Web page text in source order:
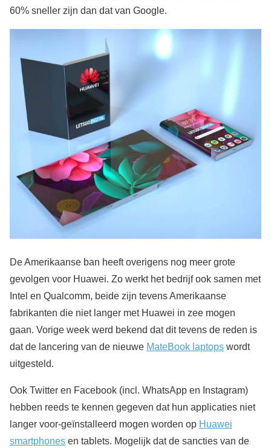
60% sneller zijn dan dat van Google.
De Amerikaanse ban heeft overigens nog meer grote
gevolgen voor Huawei. Zo werkt het bedrijf ook samen met
Intel en Qualcomm, beide zijn tevens Amerikaanse
fabrikanten die niet langer met Huawei in zee mogen
gaan. Vorige week werd bekend dat dit tevens de reden is
dat de lancering van de nieuwe MateBook laptops wordt
uitgesteld.
Ook Twitter en Facebook (incl. WhatsApp en Instagram)
hebben reeds te kennen gegeven dat hun applicaties niet
langer voor-geïnstalleerd mogen worden op Huawei
smartphones en tablets. Mogelijk dat de sancties van de